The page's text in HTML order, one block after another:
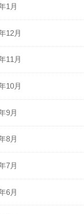
1月
12月
11月
10月
9月
8月
7月
6月